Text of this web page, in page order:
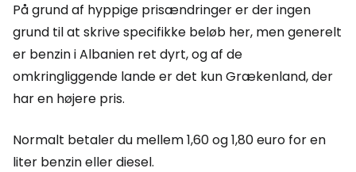
På grund af hyppige prisændringer er der ingen
grund til at skrive specifikke beløb her, men generelt
er benzin i Albanien ret dyrt, og af de
omkringliggende lande er det kun Grækenland, der
har en højere pris.
Normalt betaler du mellem 1,60 og 1,80 euro for en
liter benzin eller diesel.